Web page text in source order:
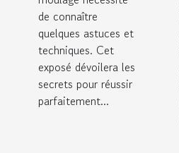
de connaître
quelques astuces et
techniques. Cet
exposé dévoilera les
secrets pour réussir
parfaitement...